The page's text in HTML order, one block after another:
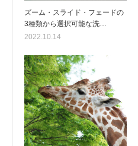
ズーム・スライド・フェードの
3種類から選択可能な洗…
2022.10.14